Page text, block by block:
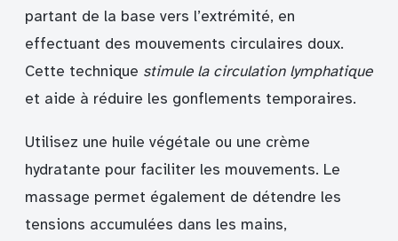
partant de la base vers l’extrémité, en
effectuant des mouvements circulaires doux.
Cette technique stimule la circulation lymphatique
et aide à réduire les gonflements temporaires.
Utilisez une huile végétale ou une crème
hydratante pour faciliter les mouvements. Le
massage permet également de détendre les
tensions accumulées dans les mains,